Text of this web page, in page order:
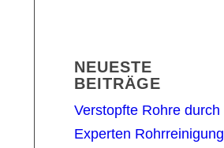
NEUESTE
BEITRÄGE
Verstopfte Rohre durch
Experten Rohrreinigung